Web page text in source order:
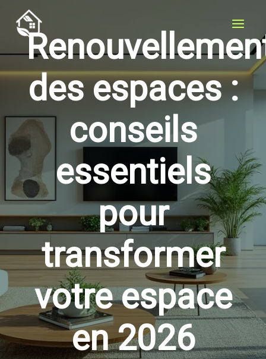
contenu
des espaces :
conseils
essentiels
pour
transformer
votre espace
en 2026